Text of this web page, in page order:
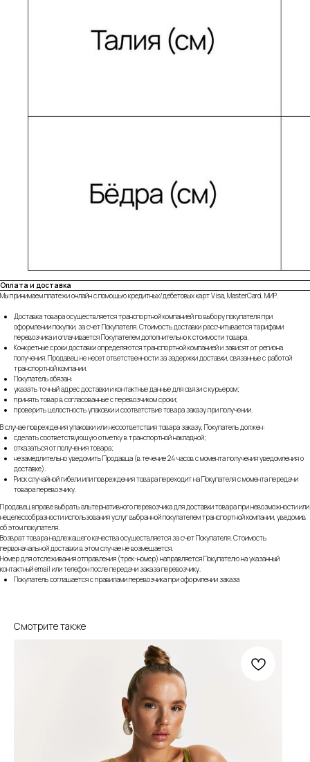
Оплата и доставка
Мы принимаем платежи онлайн с помощью кредитных/дебетовых карт Visa, MasterCard, МИР.
Доставка товара осуществляется транспортной компанией по выбору покупателя при
оформлении покупки, за счет Покупателя. Стоимость доставки рассчитывается тарифами
перевозчика и оплачивается Покупателем дополнительно к стоимости товара.
Конкретные сроки доставки определяются транспортной компанией и зависят от региона
получения. Продавец не несет ответственности за задержки доставки, связанные с работой
транспортной компании.
Покупатель обязан:
указать точный адрес доставки и контактные данные для связи с курьером;
принять товар в согласованные с перевозчиком сроки;
проверить целостность упаковки и соответствие товара заказу при получении.
В случае повреждения упаковки или несоответствия товара заказу, Покупатель должен:
сделать соответствующую отметку в транспортной накладной;
отказаться от получения товара;
незамедлительно уведомить Продавца (в течение 24 часов с момента получения уведомления о
доставке).
Риск случайной гибели или повреждения товара переходит на Покупателя с момента передачи
товара перевозчику.
Продавец вправе выбрать альтернативного перевозчика для доставки товара при невозможности или
нецелесообразности использования услуг выбранной покупателем транспортной компании, уведомив
об этом покупателя.
Возврат товара надлежащего качества осуществляется за счет Покупателя. Стоимость
первоначальной доставки в этом случае не возмещается.
Номер для отслеживания отправления (трек-номер) направляется Покупателю на указанный
контактный email или телефон после передачи заказа перевозчику.
Покупатель соглашается с правилами перевозчика при оформлении заказа
Смотрите также